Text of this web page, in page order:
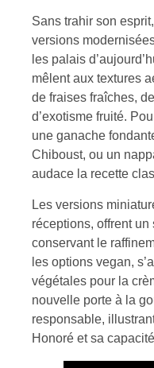
Sans trahir son
versions
les palais
mêlent aux textures
de fraises fraîches,
d’exotisme fruité.
une ganache
Chiboust, ou un
audace la recette
Les versions
réceptions, offrent
conservant le
les options vegan,
végétales pour la
nouvelle porte à la
responsable,
Honoré et sa